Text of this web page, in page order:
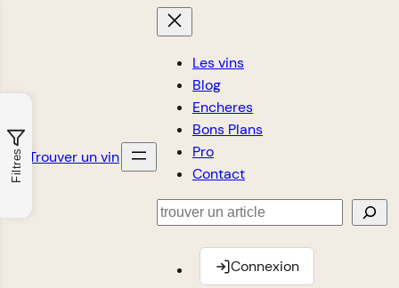
Trouver un vin
Les vins
Blog
Encheres
Bons Plans
Pro
Contact
Rechercher
Connexion
Filtres